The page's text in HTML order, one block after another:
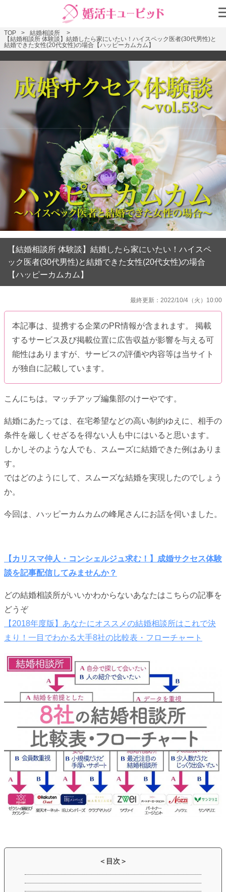
TOP
結婚相談所
【結婚相談所 体験談】結婚したら家にいたい！ハイスペック医者(30代男性)と
結婚できた女性(20代女性)の場合【ハッピーカムカム】
【結婚相談所 体験談】結婚したら家にいたい！ハイスペ
ック医者(30代男性)と結婚できた女性(20代女性)の場合
【ハッピーカムカム】
最終更新：2022/10/4（火）10:00
本記事は、提携する企業のPR情報が含まれます。 掲載
するサービス及び掲載位置に広告収益が影響を与える可
能性はありますが、サービスの評価や内容等は当サイト
が独自に記載しています。
こんにちは。マッチアップ編集部のけーやです。
結婚にあたっては、在宅希望などの高い制約ゆえに、相手の
条件を厳しくせざるを得ない人も中にはいると思います。
しかしそのような人でも、スムーズに結婚できた例はありま
す。
ではどのようにして、スムーズな結婚を実現したのでしょう
か。
今回は、ハッピーカムカムの峰尾さんにお話を伺いました。
【カリスマ仲人・コンシェルジュ求む！】成婚サクセス体験
談を記事配信してみませんか？
どの結婚相談所がいいかわからないあなたはこちらの記事を
どうぞ
【2018年度版】あなたにオススメの結婚相談所はこれで決
まり！一目でわかる大手8社の比較表・フローチャート